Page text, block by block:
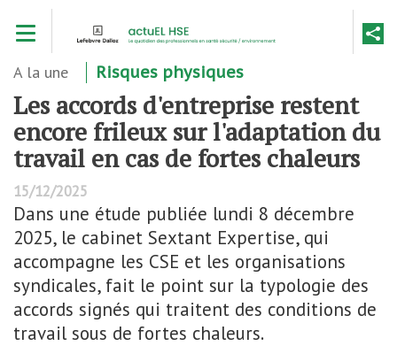
contenu
A la une Risques physiques
Les accords d'entreprise restent
encore frileux sur l'adaptation du
travail en cas de fortes chaleurs
15/12/2025
Dans une étude publiée lundi 8 décembre
2025, le cabinet Sextant Expertise, qui
accompagne les CSE et les organisations
syndicales, fait le point sur la typologie des
accords signés qui traitent des conditions de
travail sous de fortes chaleurs.